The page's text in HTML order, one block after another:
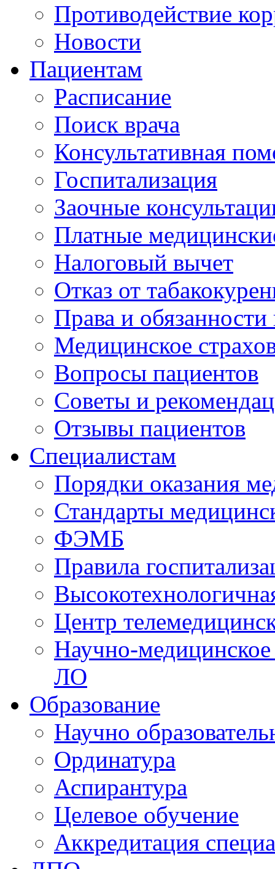
Противодействие
Новости
Пациентам
Расписание
Поиск врача
Консультативная
Госпитализация
Заочные
Платные
Налоговый вычет
Отказ от
Права и
Медицинское
Вопросы пациентов
Советы и
Отзывы пациентов
Специалистам
Порядки оказания
Стандарты
ФЭМБ
Правила
Центр
Научно-
ЛО
Образование
Научно
Ординатура
Аспирантура
Целевое обучение
Аккредитация